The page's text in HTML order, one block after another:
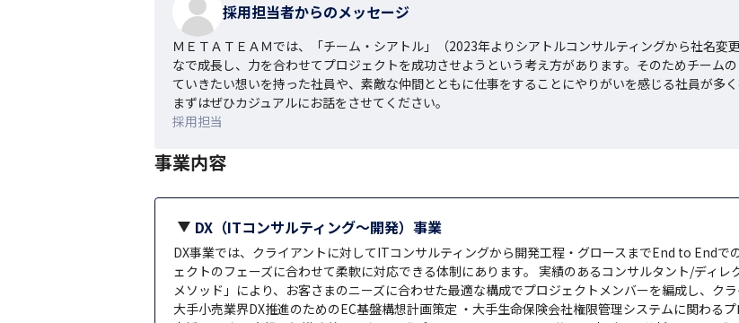
採用担当者からのメッセージ
ＭＥＴＡＴＥＡＭでは、「チーム・シアトル」（2023年よりシアトルコンサルティングから社名変
なで成長し、力を合わせてプロジェクトを成功させようという考え方があります。そのためチーム
ていきたい想いを持った社員や、素敵な仲間とともに仕事をすることにやりがいを感じる社員が多く
まずはぜひカジュアルにお話をさせてください。
採用担当
事業内容
DX（ITコンサルティング～開発）事業
DX事業では、クライアントに対してITコンサルティングから開発工程・グロースまでEnd to Endで
ェクトのフェーズに合わせて柔軟に対応できる体制にあります。 実績のあるコンサルタント/ディ
メソッド」により、お客さまのニーズに合わせた最適な構成でプロジェクトメンバーを編成し、ク
大手小売業界DX推進のためのEC基盤構想計画策定 ・大手生命保険会社権限管理システムに関わる